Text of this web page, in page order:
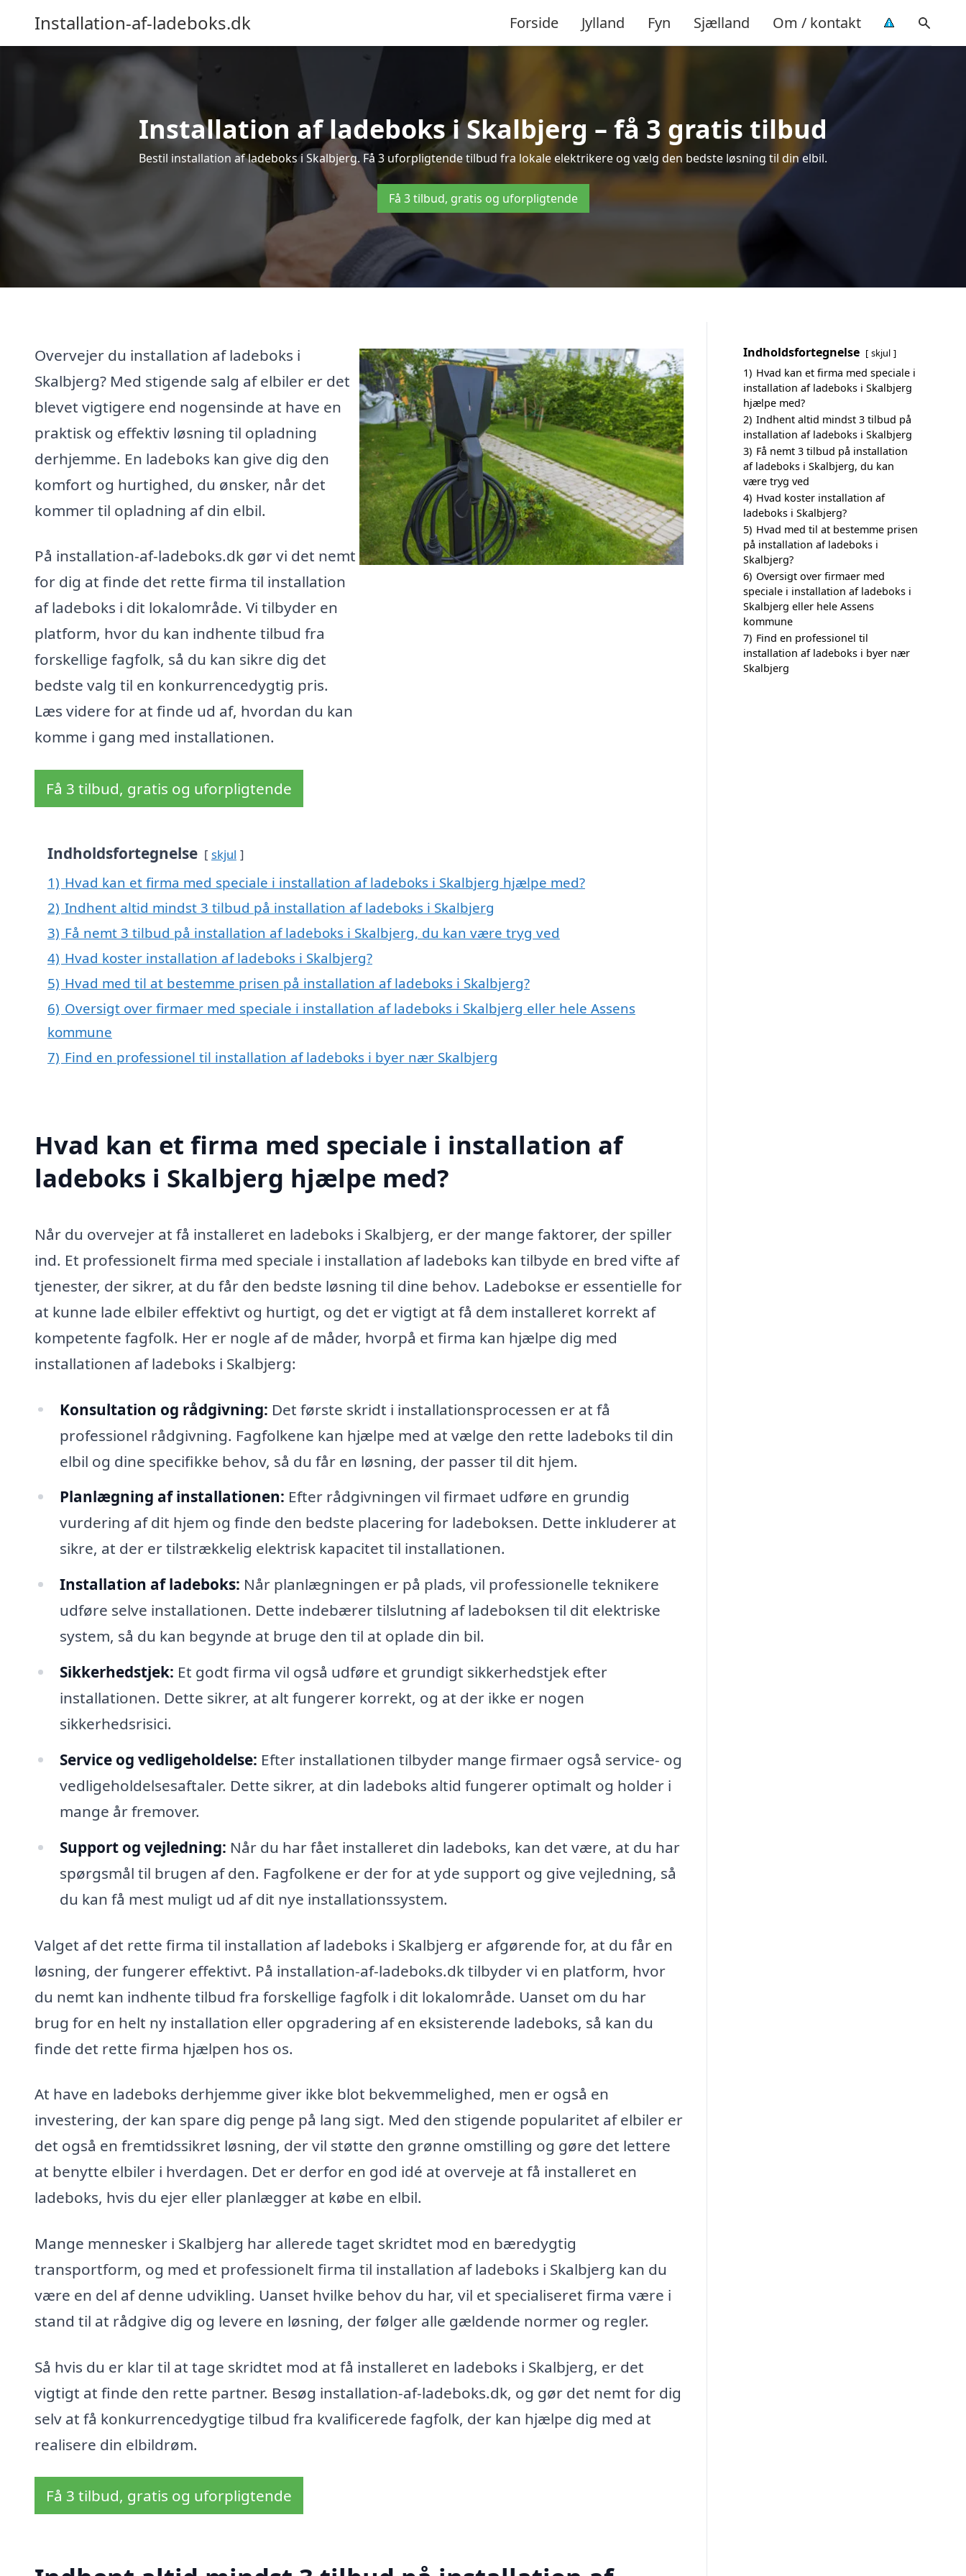
Installation-af-ladeboks.dk Forside Jylland Fyn Sjælland Om / kontakt
Installation af ladeboks i Skalbjerg – få 3 gratis tilbud
Bestil installation af ladeboks i Skalbjerg. Få 3 uforpligtende tilbud fra lokale elektrikere og vælg den bedste løsning til din elbil.
Få 3 tilbud, gratis og uforpligtende
Overvejer du installation af ladeboks i
Skalbjerg? Med stigende salg af elbiler er det
blevet vigtigere end nogensinde at have en
praktisk og effektiv løsning til opladning
derhjemme. En ladeboks kan give dig den
komfort og hurtighed, du ønsker, når det
kommer til opladning af din elbil.
På installation-af-ladeboks.dk gør vi det nemt
for dig at finde det rette firma til installation
af ladeboks i dit lokalområde. Vi tilbyder en
platform, hvor du kan indhente tilbud fra
forskellige fagfolk, så du kan sikre dig det
bedste valg til en konkurrencedygtig pris.
Læs videre for at finde ud af, hvordan du kan
komme i gang med installationen.
Få 3 tilbud, gratis og uforpligtende
Indholdsfortegnelse skjul
1) Hvad kan et firma med speciale i installation af ladeboks i Skalbjerg hjælpe med?
2) Indhent altid mindst 3 tilbud på installation af ladeboks i Skalbjerg
3) Få nemt 3 tilbud på installation af ladeboks i Skalbjerg, du kan være tryg ved
4) Hvad koster installation af ladeboks i Skalbjerg?
5) Hvad med til at bestemme prisen på installation af ladeboks i Skalbjerg?
6) Oversigt over firmaer med speciale i installation af ladeboks i Skalbjerg eller hele Assens
kommune
7) Find en professionel til installation af ladeboks i byer nær Skalbjerg
Hvad kan et firma med speciale i installation af
ladeboks i Skalbjerg hjælpe med?
Når du overvejer at få installeret en ladeboks i Skalbjerg, er der mange faktorer, der spiller
ind. Et professionelt firma med speciale i installation af ladeboks kan tilbyde en bred vifte af
tjenester, der sikrer, at du får den bedste løsning til dine behov. Ladebokse er essentielle for
at kunne lade elbiler effektivt og hurtigt, og det er vigtigt at få dem installeret korrekt af
kompetente fagfolk. Her er nogle af de måder, hvorpå et firma kan hjælpe dig med
installationen af ladeboks i Skalbjerg:
Konsultation og rådgivning: Det første skridt i installationsprocessen er at få
professionel rådgivning. Fagfolkene kan hjælpe med at vælge den rette ladeboks til din
elbil og dine specifikke behov, så du får en løsning, der passer til dit hjem.
Planlægning af installationen: Efter rådgivningen vil firmaet udføre en grundig
vurdering af dit hjem og finde den bedste placering for ladeboksen. Dette inkluderer at
sikre, at der er tilstrækkelig elektrisk kapacitet til installationen.
Installation af ladeboks: Når planlægningen er på plads, vil professionelle teknikere
udføre selve installationen. Dette indebærer tilslutning af ladeboksen til dit elektriske
system, så du kan begynde at bruge den til at oplade din bil.
Sikkerhedstjek: Et godt firma vil også udføre et grundigt sikkerhedstjek efter
installationen. Dette sikrer, at alt fungerer korrekt, og at der ikke er nogen
sikkerhedsrisici.
Service og vedligeholdelse: Efter installationen tilbyder mange firmaer også service- og
vedligeholdelsesaftaler. Dette sikrer, at din ladeboks altid fungerer optimalt og holder i
mange år fremover.
Support og vejledning: Når du har fået installeret din ladeboks, kan det være, at du har
spørgsmål til brugen af den. Fagfolkene er der for at yde support og give vejledning, så
du kan få mest muligt ud af dit nye installationssystem.
Valget af det rette firma til installation af ladeboks i Skalbjerg er afgørende for, at du får en
løsning, der fungerer effektivt. På installation-af-ladeboks.dk tilbyder vi en platform, hvor
du nemt kan indhente tilbud fra forskellige fagfolk i dit lokalområde. Uanset om du har
brug for en helt ny installation eller opgradering af en eksisterende ladeboks, så kan du
finde det rette firma hjælpen hos os.
At have en ladeboks derhjemme giver ikke blot bekvemmelighed, men er også en
investering, der kan spare dig penge på lang sigt. Med den stigende popularitet af elbiler er
det også en fremtidssikret løsning, der vil støtte den grønne omstilling og gøre det lettere
at benytte elbiler i hverdagen. Det er derfor en god idé at overveje at få installeret en
ladeboks, hvis du ejer eller planlægger at købe en elbil.
Mange mennesker i Skalbjerg har allerede taget skridtet mod en bæredygtig
transportform, og med et professionelt firma til installation af ladeboks i Skalbjerg kan du
være en del af denne udvikling. Uanset hvilke behov du har, vil et specialiseret firma være i
stand til at rådgive dig og levere en løsning, der følger alle gældende normer og regler.
Så hvis du er klar til at tage skridtet mod at få installeret en ladeboks i Skalbjerg, er det
vigtigt at finde den rette partner. Besøg installation-af-ladeboks.dk, og gør det nemt for dig
selv at få konkurrencedygtige tilbud fra kvalificerede fagfolk, der kan hjælpe dig med at
realisere din elbildrøm.
Få 3 tilbud, gratis og uforpligtende
Indholdsfortegnelse skjul
1) Hvad kan et firma med speciale i
installation af ladeboks i Skalbjerg
hjælpe med?
2) Indhent altid mindst 3 tilbud på
installation af ladeboks i Skalbjerg
3) Få nemt 3 tilbud på installation
af ladeboks i Skalbjerg, du kan
være tryg ved
4) Hvad koster installation af
ladeboks i Skalbjerg?
5) Hvad med til at bestemme prisen
på installation af ladeboks i
Skalbjerg?
6) Oversigt over firmaer med
speciale i installation af ladeboks i
Skalbjerg eller hele Assens
kommune
7) Find en professionel til
installation af ladeboks i byer nær
Skalbjerg